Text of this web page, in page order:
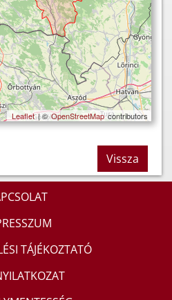
Leaflet| ©OpenStreetMapcontributors
Vissza
TÁJÉKOZTATÓ